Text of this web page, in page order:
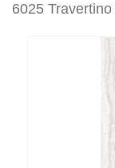
+7 (495) 532-06-
6025